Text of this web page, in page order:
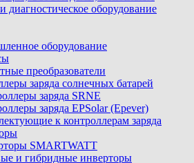
диагностическое оборудование
оборудование
преобразователи
заряда солнечных батарей
заряда SRNE
заряда EPSolar (Epever)
к контроллерам заряда
SMARTWATT
и гибридные инверторы